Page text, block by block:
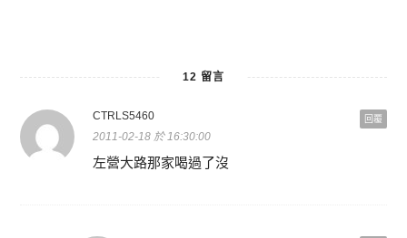
12 留言
回覆
CTRLS5460
2011-02-18 於 16:30:00
左營大路那家喝過了沒